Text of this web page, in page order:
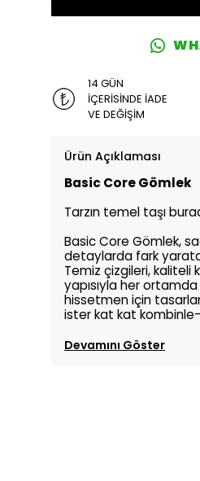
14 GÜN
İÇERİSİNDE İADE
VE DEĞİŞİM
Ürün Açıklaması
Basic Core Gömlek
Tarzın temel taşı
Basic Core Gömlek,
detaylarda fark
Temiz çizgileri, kaliteli
yapısıyla her
hissetmen için
ister kat kat
Devamını Göster